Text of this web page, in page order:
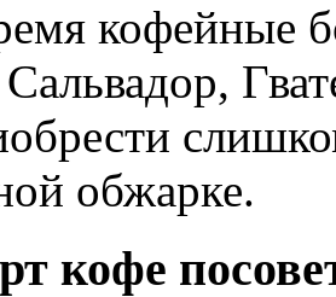
кофейные
обжарке.
кофе